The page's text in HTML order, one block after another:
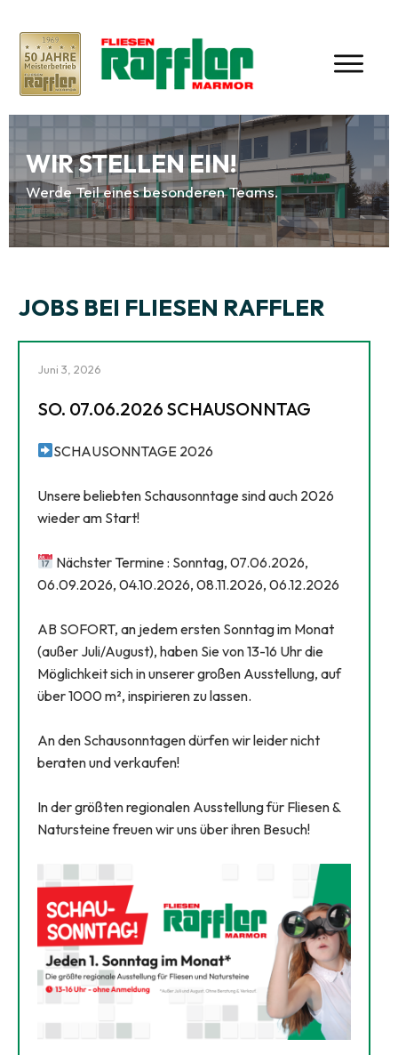
WIR STELLEN EIN!
Werde Teil eines besonderen Teams.
JOBS BEI FLIESEN RAFFLER
Juni 3, 2026
SO. 07.06.2026 SCHAUSONNTAG
SCHAUSONNTAGE 2026
Unsere beliebten Schausonntage sind auch 2026
wieder am Start!
Nächster Termine : Sonntag, 07.06.2026,
06.09.2026, 04.10.2026, 08.11.2026, 06.12.2026
AB SOFORT, an jedem ersten Sonntag im Monat
(außer Juli/August), haben Sie von 13-16 Uhr die
Möglichkeit sich in unserer großen Ausstellung, auf
über 1000 m², inspirieren zu lassen.
An den Schausonntagen dürfen wir leider nicht
beraten und verkaufen!
In der größten regionalen Ausstellung für Fliesen &
Natursteine freuen wir uns über ihren Besuch!